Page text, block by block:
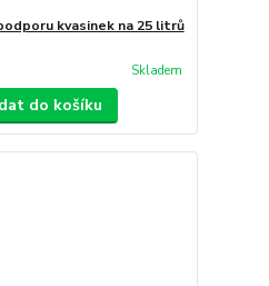
kvasinek na 25 litrů
Skladem
do košíku